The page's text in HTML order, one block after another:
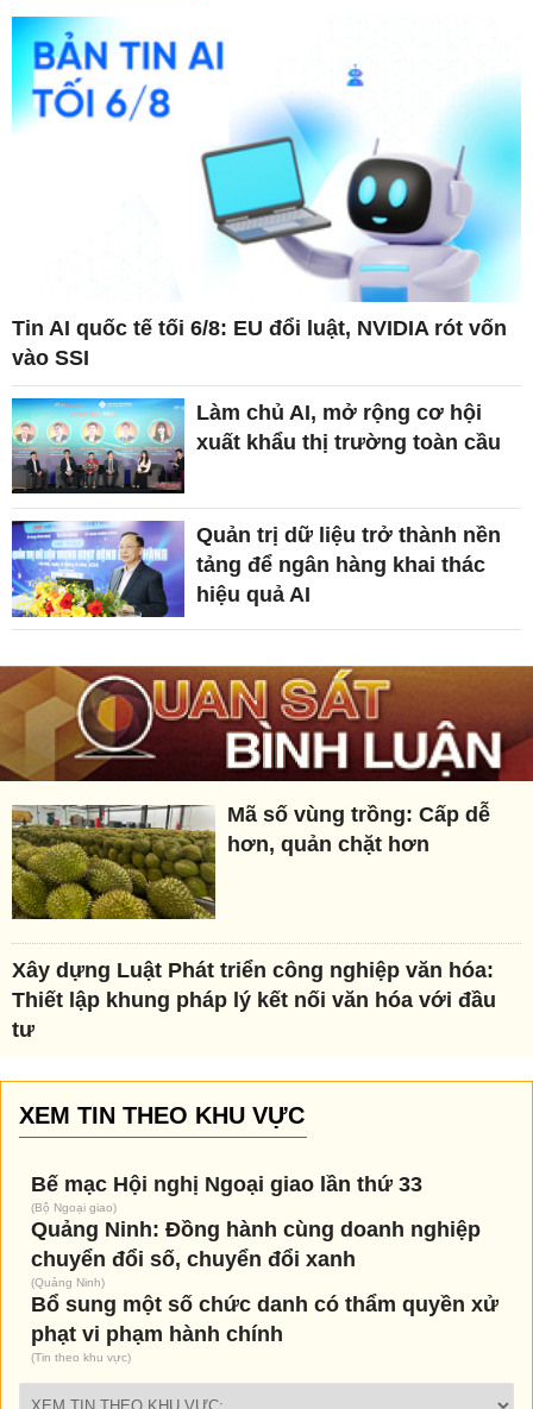
Tin AI quốc tế tối 6/8: EU đổi luật, NVIDIA rót vốn
vào SSI
Làm chủ AI, mở rộng cơ hội
xuất khẩu thị trường toàn cầu
Quản trị dữ liệu trở thành nền
tảng để ngân hàng khai thác
hiệu quả AI
Mã số vùng trồng: Cấp dễ
hơn, quản chặt hơn
Xây dựng Luật Phát triển công nghiệp văn hóa:
Thiết lập khung pháp lý kết nối văn hóa với đầu
tư
XEM TIN THEO KHU VỰC
Bế mạc Hội nghị Ngoại giao lần thứ 33
(Bộ Ngoại giao)
Quảng Ninh: Đồng hành cùng doanh nghiệp
chuyển đổi số, chuyển đổi xanh
(Quảng Ninh)
Bổ sung một số chức danh có thẩm quyền xử
phạt vi phạm hành chính
(Tin theo khu vực)